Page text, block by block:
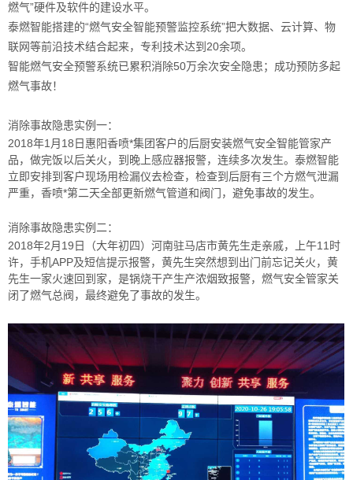
燃气”硬件及软件的建设水平。
泰燃智能搭建的“燃气安全智能预警监控系统”把大数据、云计算、物
联网等前沿技术结合起来，专利技术达到20余项。
智能燃气安全预警系统已累积消除50万余次安全隐患；成功预防多起
燃气事故！
消除事故隐患实例一：
2018年1月18日惠阳香喷*集团客户的后厨安装燃气安全智能管家产
品，做完饭以后关火，到晚上感应器报警，连续多次发生。泰燃智能
立即安排到客户现场用检漏仪去检查，检查到后厨有三个方燃气泄漏
严重，香喷*第二天全部更新燃气管道和阀门，避免事故的发生。
消除事故隐患实例二：
2018年2月19日（大年初四）河南驻马店市黄先生走亲戚，上午11时
许，手机APP及短信提示报警，黄先生突然想到出门前忘记关火，黄
先生一家火速回到家，是锅烧干产生产浓烟致报警，燃气安全管家关
闭了燃气总阀，最终避免了事故的发生。